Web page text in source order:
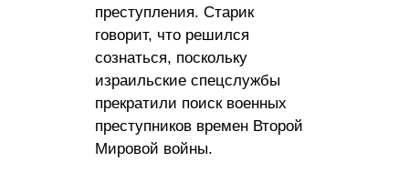
преступления. Старик
говорит, что решился
сознаться, поскольку
израильские спецслужбы
прекратили поиск военных
преступников времен Второй
Мировой войны.